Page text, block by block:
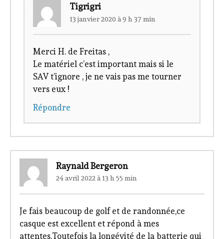
Tigrigri
13 janvier 2020 à 9 h 37 min
Merci H. de Freitas ,
Le matériel c’est important mais si le
SAV t’ignore , je ne vais pas me tourner
vers eux !
Répondre
Raynald Bergeron
24 avril 2022 à 13 h 55 min
Je fais beaucoup de golf et de randonnée,ce
casque est excellent et répond à mes
attentes.Toutefois la longévité de la batterie qui